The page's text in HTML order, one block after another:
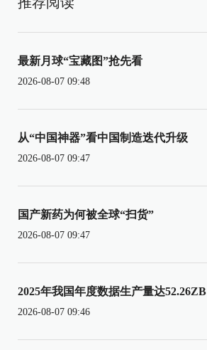
最新月球“宝藏图”抢先看
2026-08-07 09:48
从“中国神器”看中国制造迭代升级
2026-08-07 09:47
国产新药为何被全球“扫货”
2026-08-07 09:47
2025年我国年度数据生产量达52.26ZB
2026-08-07 09:46